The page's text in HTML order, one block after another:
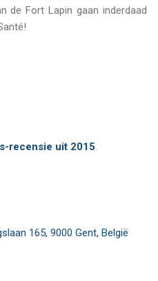
de Fort Lapin gaan inderdaad
recensie uit 2015.
165, 9000 Gent, België